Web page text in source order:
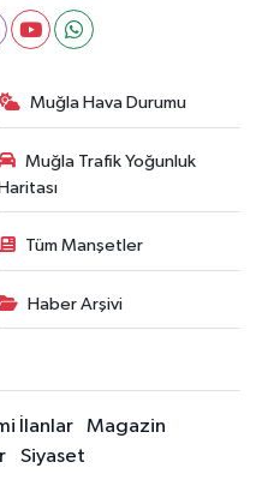
Muğla Hava Durumu
Muğla Trafik Yoğunluk
Tüm Manşetler
Haber Arşivi
İlanlar
Magazin
Siyaset